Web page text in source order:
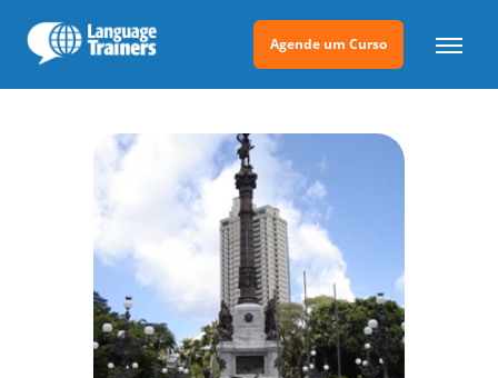
Agende um Curso